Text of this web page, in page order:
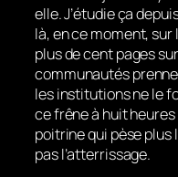
elle. J’étudie ça
là, en ce moment,
plus de cent pages
communautés
les institutions ne le
ce frêne à huit
poitrine qui pèse plus
pas l’atterrissage.